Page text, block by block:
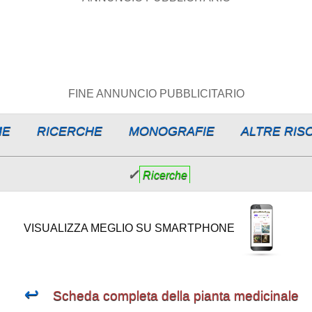
FINE ANNUNCIO PUBBLICITARIO
RICERCHE MONOGRAFIE ALTRE
✓ Ricerche
VISUALIZZA MEGLIO SU SMARTPHONE
↩ Scheda completa della pianta medicinale